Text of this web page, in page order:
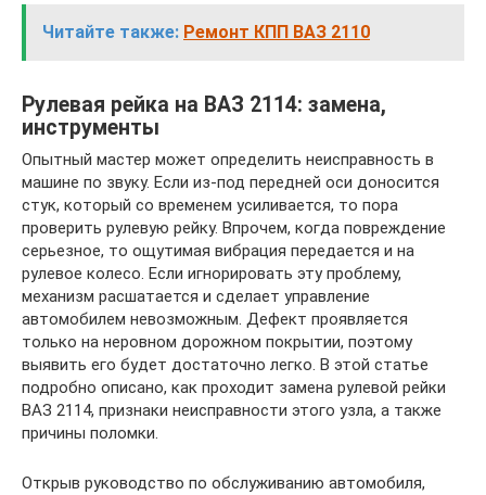
Читайте также: Ремонт КПП ВАЗ 2110
Рулевая рейка на ВАЗ 2114: замена,
инструменты
Опытный мастер может определить неисправность в
машине по звуку. Если из-под передней оси доносится
стук, который со временем усиливается, то пора
проверить рулевую рейку. Впрочем, когда повреждение
серьезное, то ощутимая вибрация передается и на
рулевое колесо. Если игнорировать эту проблему,
механизм расшатается и сделает управление
автомобилем невозможным. Дефект проявляется
только на неровном дорожном покрытии, поэтому
выявить его будет достаточно легко. В этой статье
подробно описано, как проходит замена рулевой рейки
ВАЗ 2114, признаки неисправности этого узла, а также
причины поломки.
Открыв руководство по обслуживанию автомобиля,